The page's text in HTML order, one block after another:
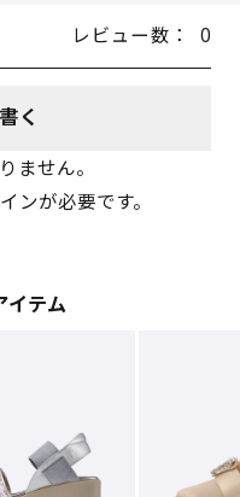
レビュー数： 0
く
ません。
ンが必要です。
イテム